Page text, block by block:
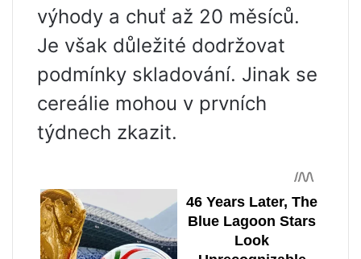
výhody a chuť až 20 měsíců.
Je však důležité dodržovat
podmínky skladování. Jinak se
cereálie mohou v prvních
týdnech zkazit.